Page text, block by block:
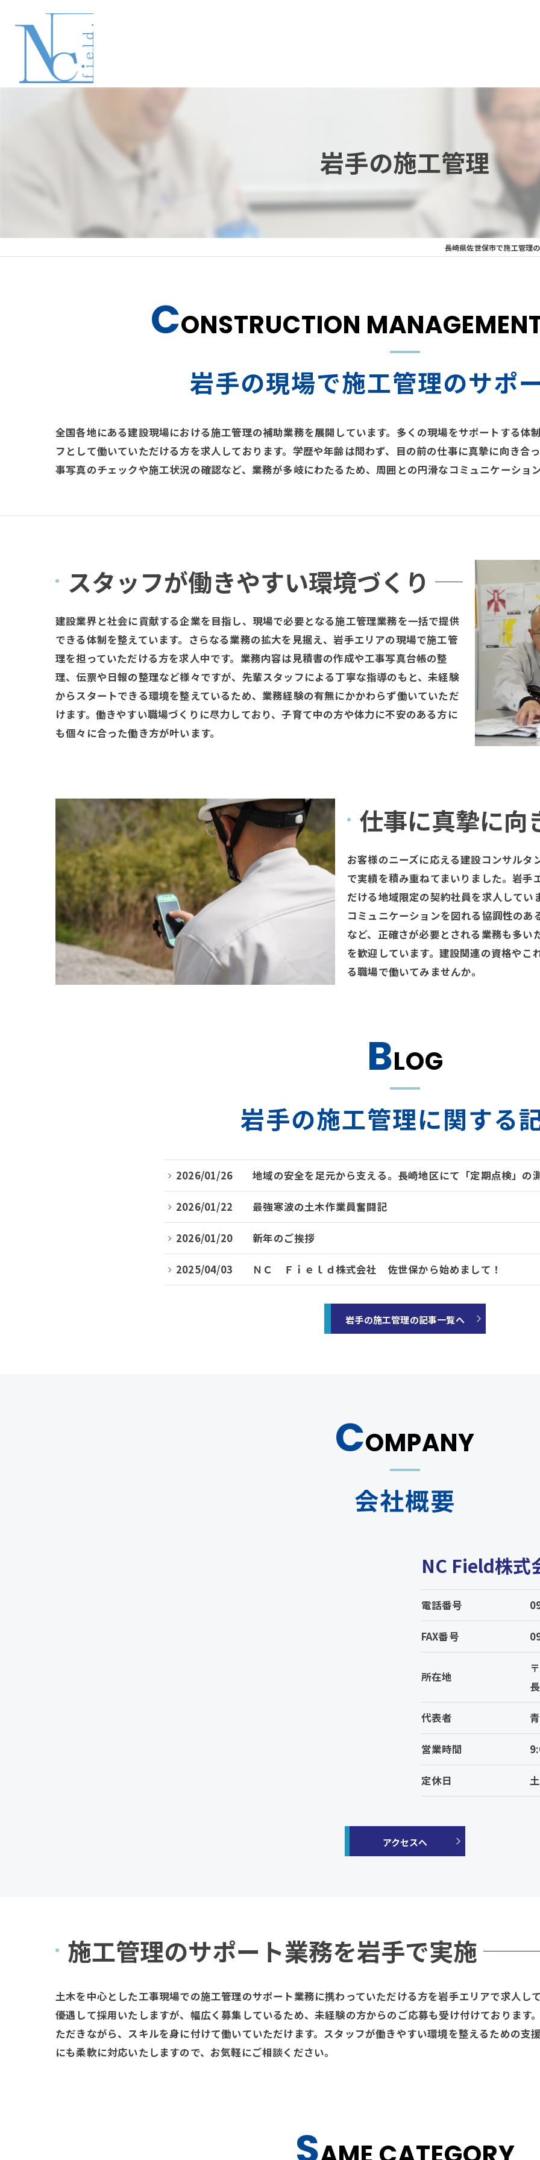
岩手の施工管理
長崎県佐世保市で施工管理
岩手の現場で施工管理のサポ
CONSTRUCTION
全国各地にある建設現場における施工管理の補助業務を展開しています。多くの現場をサポートする体
フとして働いていただける方を求人しております。学歴や年齢は問わず、目の前の仕事に真摯に向き合
事写真のチェックや施工状況の確認など、業務が多岐にわたるため、周囲との円滑なコミュニケーショ
スタッフが働きやすい環境づくり
建設業界と社会に貢献する企業を目指し、現場で必要となる施工管理業務を一括で提供
できる体制を整えています。さらなる業務の拡大を見据え、岩手エリアの現場で施工管
理を担っていただける方を求人中です。業務内容は見積書の作成や工事写真台帳の整
理、伝票や日報の整理など様々ですが、先輩スタッフによる丁寧な指導のもと、未経験
からスタートできる環境を整えているため、業務経験の有無にかかわらず働いていただ
けます。働きやすい職場づくりに尽力しており、子育て中の方や体力に不安のある方に
も個々に合った働き方が叶います。
仕事に真摯に向
お客様のニーズに応える建設コンサル
で実績を積み重ねてまいりました。岩手
だける地域限定の契約社員を求人して
コミュニケーションを図れる協調性の
など、正確さが必要とされる業務も多
を歓迎しています。建設関連の資格やこ
る職場で働いてみませんか。
BLOG
岩手の施工管理に関する
2026/01/26 地域の安全を足元から支える。長崎地区にて「定期点検」の
2026/01/22 最強寒波の土木作業員奮闘記
2026/01/20 新年のご挨拶
2025/04/03 ＮＣ Ｆｉｅｌｄ株式会社 佐世保から始めまして！
岩手の施工管理の記事一覧へ
COMPANY
会社概要
NC Field株式
電話番号
FAX番号
所在地
代表者
営業時間
定休日
アクセスへ
施工管理のサポート業務を岩手で実施
土木を中心とした工事現場での施工管理のサポート業務に携わっていただける方を岩手エリアで求人し
優遇して採用いたしますが、幅広く募集しているため、未経験の方からのご応募も受け付けております
ただきながら、スキルを身に付けて働いていただけます。スタッフが働きやすい環境を整えるための支
にも柔軟に対応いたしますので、お気軽にご相談ください。